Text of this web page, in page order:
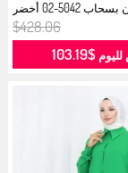
فستان بسحاب 5042-02 أخضر
زمردي...
$428.06
$103.19